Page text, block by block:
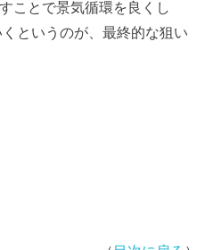
ことで景気循環を良くし
というのが、最終的な狙い